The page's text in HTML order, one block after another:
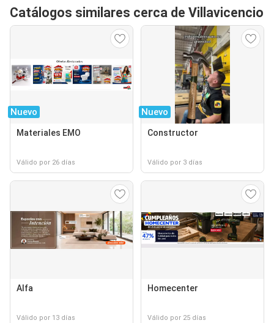
Catálogos similares cerca de Villavicencio
Nuevo
Materiales EMO
Válido por 26 días
Nuevo
Constructor
Válido por 3 días
Alfa
Válido por 13 días
Homecenter
Válido por 25 días